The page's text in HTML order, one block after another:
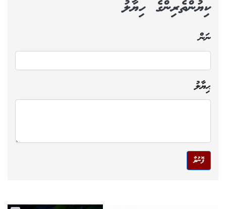
ކިޔުންތެރިންގެ ހިޔާލު
ނަން
ޙިޔާލު
ފޮނުވާ